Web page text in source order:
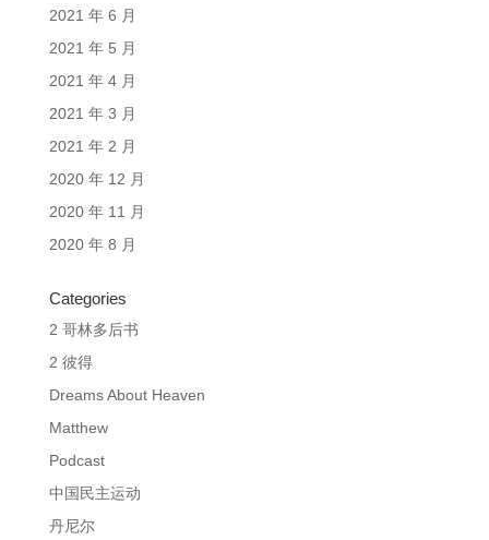
2021 年 6 月
2021 年 5 月
2021 年 4 月
2021 年 3 月
2021 年 2 月
2020 年 12 月
2020 年 11 月
2020 年 8 月
Categories
2 哥林多后书
2 彼得
Dreams About Heaven
Matthew
Podcast
中国民主运动
丹尼尔